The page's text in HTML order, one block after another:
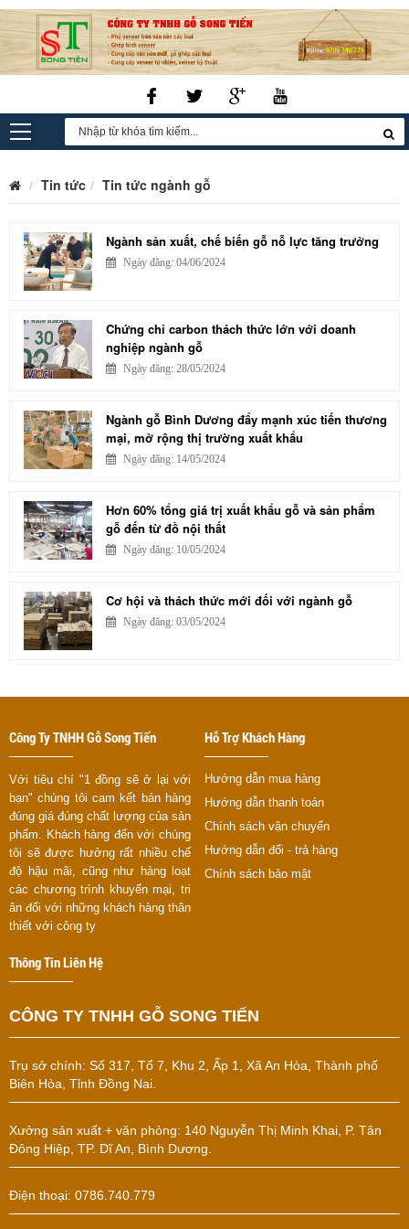
Tin tức Tin tức ngành gỗ
Ngành sản xuất, chế biến gỗ nỗ lực tăng trưởng
Ngày đăng: 04/06/2024
Chứng chỉ carbon thách thức lớn với doanh
nghiệp ngành gỗ
Ngày đăng: 28/05/2024
Ngành gỗ Bình Dương đẩy mạnh xúc tiến thương
mại, mở rộng thị trường xuất khẩu
Ngày đăng: 14/05/2024
Hơn 60% tổng giá trị xuất khẩu gỗ và sản phẩm
gỗ đến từ đồ nội thất
Ngày đăng: 10/05/2024
Cơ hội và thách thức mới đối với ngành gỗ
Ngày đăng: 03/05/2024
Công Ty TNHH Gỗ Song Tiến
Với tiêu chí "1 đồng sẽ ở lại với
bạn" chúng tôi cam kết bán hàng
đúng giá đúng chất lượng của sản
phẩm. Khách hàng đến với chúng
tôi sẽ được hưởng rất nhiều chế
độ hậu mãi, cũng như hàng loạt
các chương trình khuyến mại, tri
ân đối với những khách hàng thân
thiết với công ty
Hỗ Trợ Khách Hàng
Hướng dẫn mua hàng
Hướng dẫn thanh toán
Chính sách vận chuyển
Hướng dẫn đổi - trả hàng
Chính sách bảo mật
Thông Tin Liên Hệ
CÔNG TY TNHH GỖ SONG TIẾN
Trụ sở chính: Số 317, Tổ 7, Khu 2, Ấp 1, Xã An Hòa, Thành phố
Biên Hòa, Tỉnh Đồng Nai.
Xưởng sản xuất + văn phòng: 140 Nguyễn Thị Minh Khai, P. Tân
Đông Hiệp, TP. Dĩ An, Bình Dương.
Điện thoại: 0786.740.779